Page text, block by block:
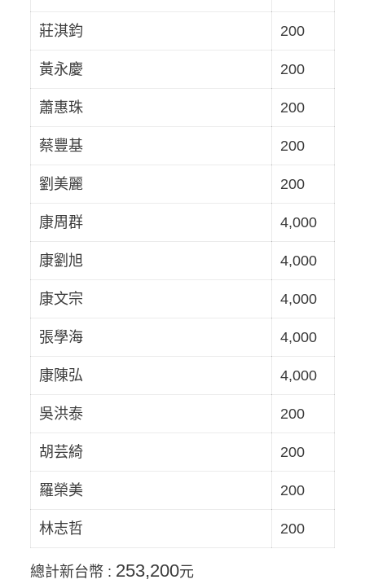
莊淇鈞 200
黃永慶 200
蕭惠珠 200
蔡豐基 200
劉美麗 200
康周群 4,000
康劉旭 4,000
康文宗 4,000
張學海 4,000
康陳弘 4,000
吳洪泰 200
胡芸綺 200
羅榮美 200
林志哲 200
總計新台幣 : 253,200元